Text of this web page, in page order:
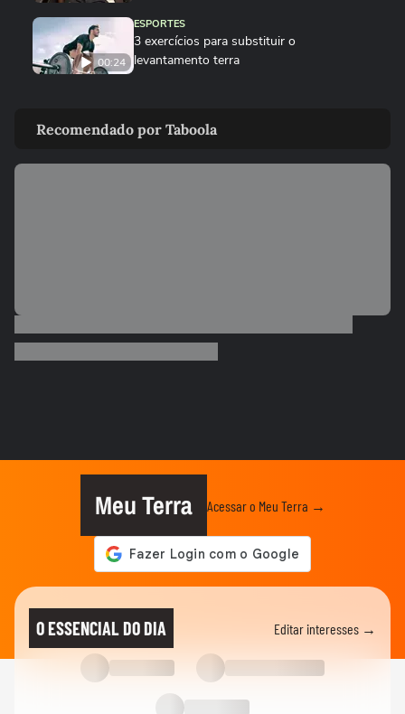
00:24
ESPORTES
3 exercícios para substituir o
levantamento terra
coxinha de frango?
ESPORTES
do São Paulo, atropela...
Neymar pai diz que ficará 'muito triste'
quando jogador se...
Davi Lucca diz que gostaria de ver
Neymar jogar mais uma Copa do...
Jogador do PSG é flagrado dirigindo carro
milionário e acena para fãs
Recomendado por Taboola
Meu Terra Acessar o Meu Terra →
O ESSENCIAL DO DIA Editar interesses →